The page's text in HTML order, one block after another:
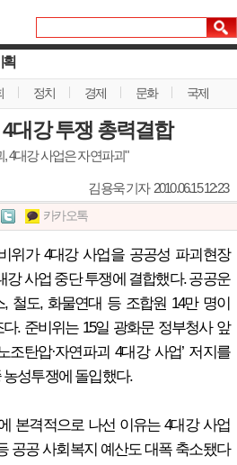
정치 경제 문화 국제
획
대강 투쟁 총력결합
4대강 사업은 자연파괴"
김용욱 기자 2010.06.15 12:23
카카오톡
위가 4대강 사업을 공공성 파괴현장
강 사업 중단 투쟁에 결합했다. 공공운
철도, 화물연대 등 조합원 14만 명이
. 준비위는 15일 광화문 정부청사 앞
조탄압·자연파괴 4대강 사업’ 저지를
성투쟁에 돌입했다.
본격적으로 나선 이유는 4대강 사업
공공 사회복지 예산도 대폭 축소됐다